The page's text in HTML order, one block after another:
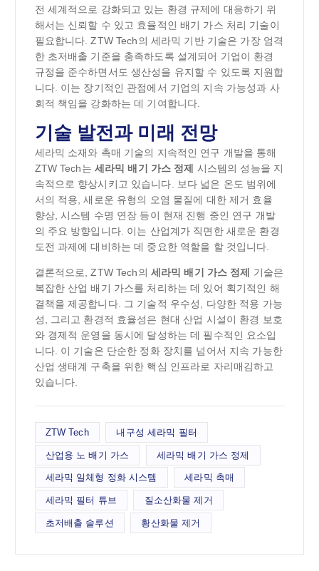
전 세계적으로 강화되고 있는 환경 규제에 대응하기 위
해서는 신뢰할 수 있고 효율적인 배기 가스 처리 기술이
필요합니다. ZTW Tech의 세라믹 기반 기술은 가장 엄격
한 초저배출 기준을 충족하도록 설계되어 기업이 환경
규정을 준수하면서도 생산성을 유지할 수 있도록 지원합
니다. 이는 장기적인 관점에서 기업의 지속 가능성과 사
회적 책임을 강화하는 데 기여합니다.
기술 발전과 미래 전망
세라믹 소재와 촉매 기술의 지속적인 연구 개발을 통해
ZTW Tech는 세라믹 배기 가스 정제 시스템의 성능을 지
속적으로 향상시키고 있습니다. 보다 넓은 온도 범위에
서의 적용, 새로운 유형의 오염 물질에 대한 제거 효율
향상, 시스템 수명 연장 등이 현재 진행 중인 연구 개발
의 주요 방향입니다. 이는 산업계가 직면한 새로운 환경
도전 과제에 대비하는 데 중요한 역할을 할 것입니다.
결론적으로, ZTW Tech의 세라믹 배기 가스 정제
기술은
복잡한 산업 배기 가스를 처리하는 데 있어 획기적인 해
결책을 제공합니다. 그 기술적 우수성, 다양한 적용 가능
성, 그리고 환경적 효율성은 현대 산업 시설이 환경 보호
와 경제적 운영을 동시에 달성하는 데 필수적인 요소입
니다. 이 기술은 단순한 정화 장치를 넘어서 지속 가능한
산업 생태계 구축을 위한 핵심 인프라로 자리매김하고
있습니다.
ZTW Tech 내구성 세라믹 필터
산업용 노 배기 가스 세라믹 배기 가스 정제
세라믹 일체형 정화 시스템 세라믹 촉매
세라믹 필터 튜브 질소산화물 제거
초저배출 솔루션 황산화물 제거